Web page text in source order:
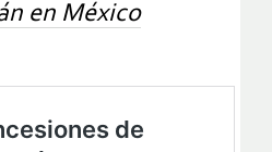
en México